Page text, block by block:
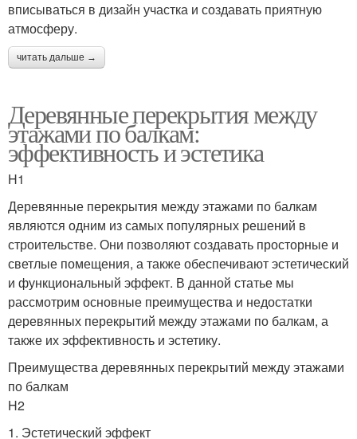
вписываться в дизайн участка и создавать приятную
атмосферу.
читать дальше →
Деревянные перекрытия между
этажами по балкам:
эффективность и эстетика
H1
Деревянные перекрытия между этажами по балкам
являются одним из самых популярных решений в
строительстве. Они позволяют создавать просторные и
светлые помещения, а также обеспечивают эстетический
и функциональный эффект. В данной статье мы
рассмотрим основные преимущества и недостатки
деревянных перекрытий между этажами по балкам, а
также их эффективность и эстетику.
Преимущества деревянных перекрытий между этажами
по балкам
H2
1. Эстетический эффект